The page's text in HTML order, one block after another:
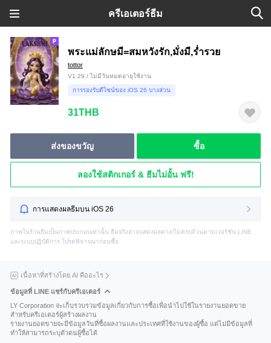
ครีเอเตอร์ธีม
พระแม่ลักษมี=สมหวังรัก,มั่งมี,ร่ำรวย
tottor
V1.29 / ไม่มีวันหมดอายุใช้งาน
การรองรับดีไซน์ของ iOS 26 บางส่วน
31THB
ส่งของขวัญ ซื้อ
ลองใช้สติกเกอร์ & ธีมไม่อั้น ฟรี!
การแสดงผลธีมบน iOS 26
ภาพในร้านธีมเป็นภาพประกอบเท่านั้น ธีมจริงอาจแสดงผลต่าง/ไม่ครบถ้วนตามเวอร์ชัน LINE
และระบบปฏิบัติการ โปรดพิจารณาก่อนซื้อ
เนื้อหาที่สร้างโดย AI คืออะไร
ข้อมูลที่ LINE แชร์กับครีเอเตอร์
LY Corporation จะเก็บรวบรวมข้อมูลเกี่ยวกับการซื้อเพื่อนำไปใช้ในรายงานยอดขาย
สำหรับครีเอเตอร์ผู้สร้างผลงาน
รายงานยอดขายจะมีข้อมูลวันที่ซื้อผลงานและประเทศที่ใช้งานของผู้ซื้อ แต่ไม่มีข้อมูลที่
ทำให้สามารถระบุตัวตนผู้ซื้อได้